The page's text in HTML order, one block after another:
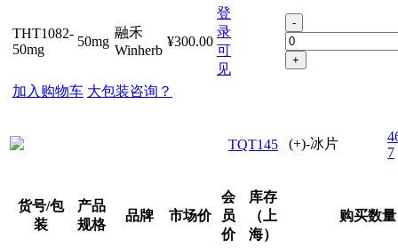
THT1082-
50mg
50mg
融禾
Winherb
¥300.00
登
录
可
见
-
+
加入购物车 大包装咨询？
TQT145 (+)-冰片
7
货号/包
装
产品
规格
品牌 市场价
会
员
价
库存
（上
海）
购买数量